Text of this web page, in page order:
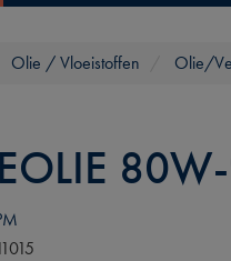
Olie / Vloeistoffen Olie/